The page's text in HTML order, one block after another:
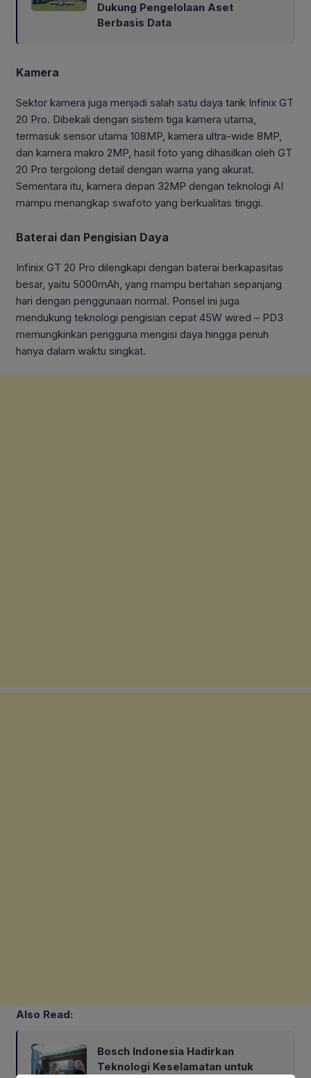
Dukung Pengelolaan Aset
Berbasis Data
Kamera
Sektor kamera juga menjadi salah satu daya tarik Infinix GT
20 Pro. Dibekali dengan sistem tiga kamera utama,
termasuk sensor utama 108MP, kamera ultra-wide 8MP,
dan kamera makro 2MP, hasil foto yang dihasilkan oleh GT
20 Pro tergolong detail dengan warna yang akurat.
Sementara itu, kamera depan 32MP dengan teknologi AI
mampu menangkap swafoto yang berkualitas tinggi.
Baterai dan Pengisian Daya
Infinix GT 20 Pro dilengkapi dengan baterai berkapasitas
besar, yaitu 5000mAh, yang mampu bertahan sepanjang
hari dengan penggunaan normal. Ponsel ini juga
mendukung teknologi pengisian cepat 45W wired – PD3
memungkinkan pengguna mengisi daya hingga penuh
hanya dalam waktu singkat.
Also Read:
Bosch Indonesia Hadirkan
Teknologi Keselamatan untuk